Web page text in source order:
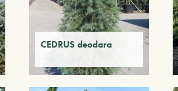
CEDRUS deodara